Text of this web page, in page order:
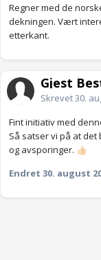
Regner med de
dekningen. Vært
etterkant.
Gjest
Skrevet30.
Fint initiativ med
Så satser vi på at
og avsporinger. 👍🏻
Endret 30. august